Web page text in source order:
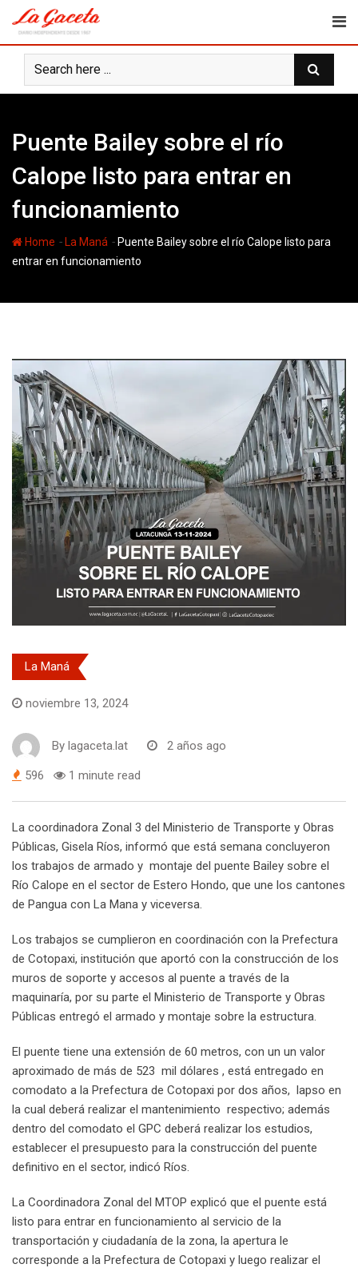
content
Puente Bailey sobre el río
Calope listo para entrar en
funcionamiento
Home - La Maná - Puente Bailey sobre el río Calope listo para
entrar en funcionamiento
La Maná
noviembre 13, 2024
By lagaceta.lat 2 años ago
596 1 minute read
La coordinadora Zonal 3 del Ministerio de Transporte y Obras
Públicas, Gisela Ríos, informó que está semana concluyeron
los trabajos de armado y montaje del puente Bailey sobre el
Río Calope en el sector de Estero Hondo, que une los cantones
de Pangua con La Mana y viceversa.
Los trabajos se cumplieron en coordinación con la Prefectura
de Cotopaxi, institución que aportó con la construcción de los
muros de soporte y accesos al puente a través de la
maquinaría, por su parte el Ministerio de Transporte y Obras
Públicas entregó el armado y montaje sobre la estructura.
El puente tiene una extensión de 60 metros, con un un valor
aproximado de más de 523 mil dólares , está entregado en
comodato a la Prefectura de Cotopaxi por dos años, lapso en
la cual deberá realizar el mantenimiento respectivo; además
dentro del comodato el GPC deberá realizar los estudios,
establecer el presupuesto para la construcción del puente
definitivo en el sector, indicó Ríos.
La Coordinadora Zonal del MTOP explicó que el puente está
listo para entrar en funcionamiento al servicio de la
transportación y ciudadanía de la zona, la apertura le
corresponde a la Prefectura de Cotopaxi y luego realizar el